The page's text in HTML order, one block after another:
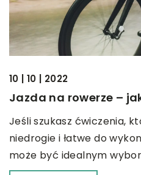
10 | 10 | 2022
Jazda na rowerze –
Jeśli szukasz ćwiczenia,
niedrogie i łatwe do
może być idealnym